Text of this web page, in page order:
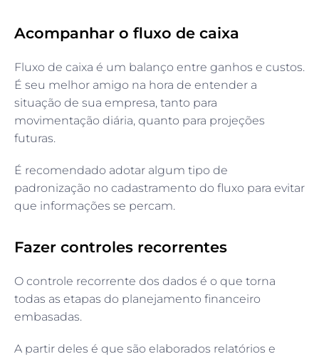
Acompanhar o fluxo de caixa
Fluxo de caixa é um balanço entre ganhos e custos.
É seu melhor amigo na hora de entender a
situação de sua empresa, tanto para
movimentação diária, quanto para projeções
futuras.
É recomendado adotar algum tipo de
padronização no cadastramento do fluxo para evitar
que informações se percam.
Fazer controles recorrentes
O controle recorrente dos dados é o que torna
todas as etapas do planejamento financeiro
embasadas.
A partir deles é que são elaborados relatórios e